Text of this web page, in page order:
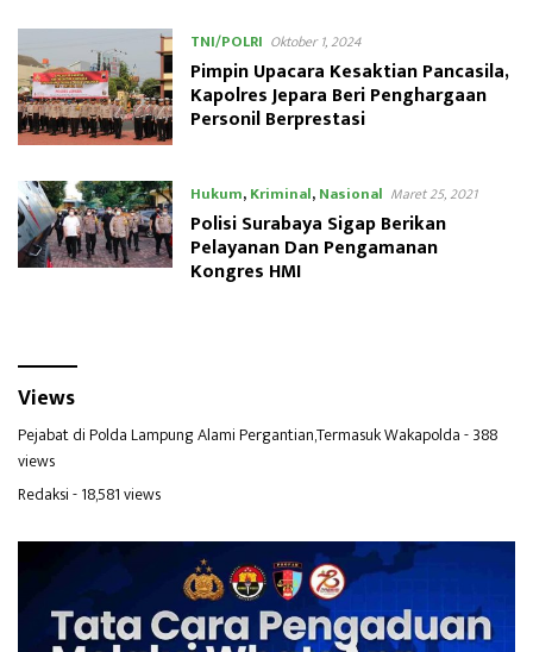
TNI/POLRI Oktober 1, 2024
Pimpin Upacara Kesaktian Pancasila,
Kapolres Jepara Beri Penghargaan
Personil Berprestasi
Hukum,Kriminal,Nasional Maret 25, 2021
Polisi Surabaya Sigap Berikan
Pelayanan Dan Pengamanan
Kongres HMI
Views
Pejabat di Polda Lampung Alami Pergantian,Termasuk Wakapolda- 388
views
Redaksi- 18,581 views